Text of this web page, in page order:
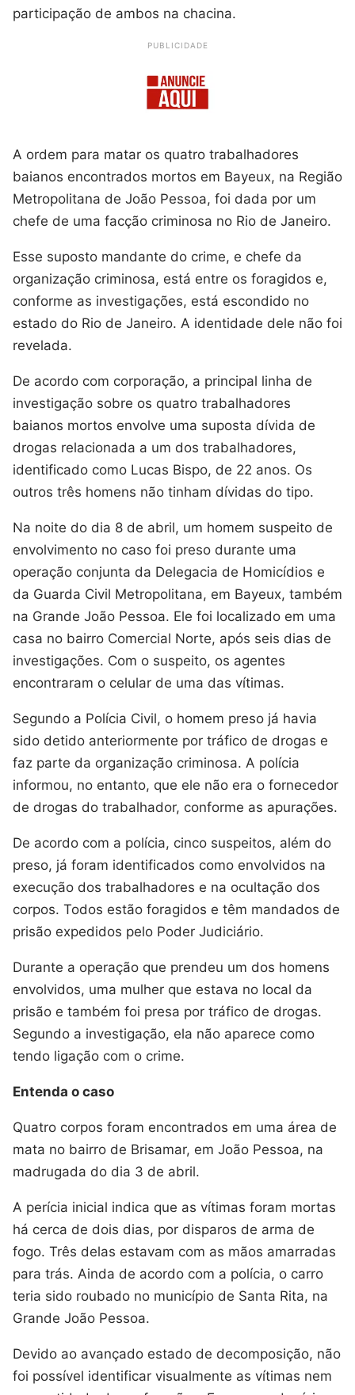
participação de ambos na chacina.
PUBLICIDADE
A ordem para matar os quatro trabalhadores
baianos encontrados mortos em Bayeux, na Região
Metropolitana de João Pessoa, foi dada por um
chefe de uma facção criminosa no Rio de Janeiro.
Esse suposto mandante do crime, e chefe da
organização criminosa, está entre os foragidos e,
conforme as investigações, está escondido no
estado do Rio de Janeiro. A identidade dele não foi
revelada.
De acordo com corporação, a principal linha de
investigação sobre os quatro trabalhadores
baianos mortos envolve uma suposta dívida de
drogas relacionada a um dos trabalhadores,
identificado como Lucas Bispo, de 22 anos. Os
outros três homens não tinham dívidas do tipo.
Na noite do dia 8 de abril, um homem suspeito de
envolvimento no caso foi preso durante uma
operação conjunta da Delegacia de Homicídios e
da Guarda Civil Metropolitana, em Bayeux, também
na Grande João Pessoa. Ele foi localizado em uma
casa no bairro Comercial Norte, após seis dias de
investigações. Com o suspeito, os agentes
encontraram o celular de uma das vítimas.
Segundo a Polícia Civil, o homem preso já havia
sido detido anteriormente por tráfico de drogas e
faz parte da organização criminosa. A polícia
informou, no entanto, que ele não era o fornecedor
de drogas do trabalhador, conforme as apurações.
De acordo com a polícia, cinco suspeitos, além do
preso, já foram identificados como envolvidos na
execução dos trabalhadores e na ocultação dos
corpos. Todos estão foragidos e têm mandados de
prisão expedidos pelo Poder Judiciário.
Durante a operação que prendeu um dos homens
envolvidos, uma mulher que estava no local da
prisão e também foi presa por tráfico de drogas.
Segundo a investigação, ela não aparece como
tendo ligação com o crime.
Entenda o caso
Quatro corpos foram encontrados em uma área de
mata no bairro de Brisamar, em João Pessoa, na
madrugada do dia 3 de abril.
A perícia inicial indica que as vítimas foram mortas
há cerca de dois dias, por disparos de arma de
fogo. Três delas estavam com as mãos amarradas
para trás. Ainda de acordo com a polícia, o carro
teria sido roubado no município de Santa Rita, na
Grande João Pessoa.
Devido ao avançado estado de decomposição, não
foi possível identificar visualmente as vítimas nem